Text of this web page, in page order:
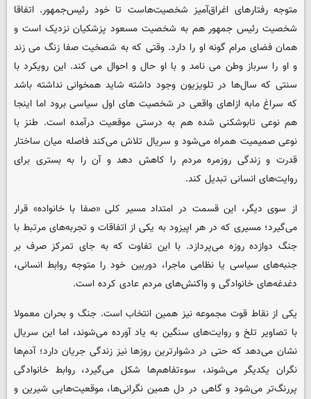
متوجه رفتارهای اغراق‌آمیز شخصیت‌هاست تا خود رئیس‌جمهور. اتفاقا
شخصیت رئیس جمهور هم به شخصیت مسعود پزشکیان نزدیک است و
همان فضای مرام گونه او را دارد. وقتی که به شصخیت صفا زنگ می زند
و او را سرباز وطن می نامد و با او حال و احوال می کند. این رویکرد با
سنتی که سال‌ها در تلویزیون وجود داشته شاید همخوانی نداشته باشد
که سراغ مابه ازاهای واقعی در شخصیت های اول سیاسی برود اما اینجا
هم نوعی تابوشکنی شده هم به درستی موقعیت درآمده است. طنز با
نوعی صمیمیت همراه می‌شود و سریال تلاش می‌کند فاصله میان ساختار
قدرت و زندگی روزمره مردم را کاهش دهد و آن را به بستری برای
روایت‌های انسانی تبدیل کند.
از سوی دیگر، این قسمت در امتداد مسیر کلی «صفا با خانواده» قرار
می‌گیرد؛ مسیری که در هر اپیزود به یکی از اتفاقات و تجربه‌های مرتبط با
جنگ دوازده روزه می‌پردازد. با این تفاوت که به جای تمرکز صرف بر
جنبه‌های سیاسی یا نظامی ماجرا، دوربین خود را متوجه روابط انسانی،
دغدغه‌های خانوادگی و واکنش‌های مردم عادی کرده است.
یکی از نقاط قوت مجموعه نیز همین انتخاب است. جنگ و بحران معمولا
با تصاویر تلخ و روایت‌های سنگین به یاد آورده می‌شوند، اما این سریال
نشان می‌دهد که حتی در دشوارترین روزها نیز زندگی جریان دارد؛ آدم‌ها
نگران یکدیگر می‌شوند، سوءتفاهم‌ها شکل می‌گیرد، روابط خانوادگی
پررنگ‌تر می‌شود و گاهی در دل همین نگرانی‌ها، موقعیت‌هایی شیرین و